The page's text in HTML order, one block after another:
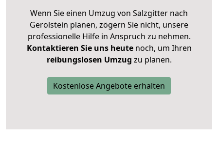
Wenn Sie einen Umzug von Salzgitter nach
Gerolstein planen, zögern Sie nicht, unsere
professionelle Hilfe in Anspruch zu nehmen.
Kontaktieren Sie uns heutenoch, um Ihren
reibungslosen Umzug zu planen.
Kostenlose Angebote erhalten